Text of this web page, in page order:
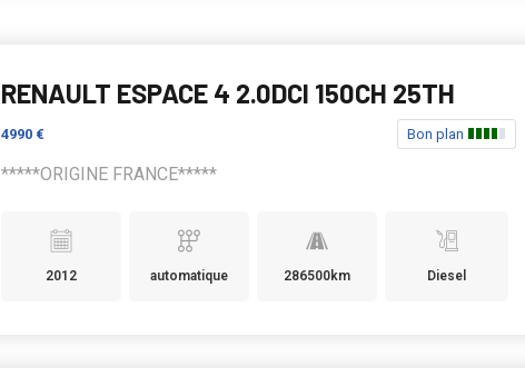
RENAULT ESPACE 4 2.0DCI 150CH 25TH
4990 € Bon plan
*****ORIGINE FRANCE*****
2012 automatique 286500km Diesel